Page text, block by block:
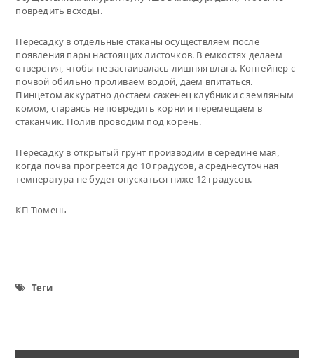
повредить всходы.
Пересадку в отдельные стаканы осуществляем после
появления пары настоящих листочков. В емкостях делаем
отверстия, чтобы не застаивалась лишняя влага. Контейнер с
почвой обильно проливаем водой, даем впитаться.
Пинцетом аккуратно достаем саженец клубники с земляным
комом, стараясь не повредить корни и перемещаем в
стаканчик. Полив проводим под корень.
Пересадку в открытый грунт производим в середине мая,
когда почва прогреется до 10 градусов, а среднесуточная
температура не будет опускаться ниже 12 градусов.
КП-Тюмень
Теги